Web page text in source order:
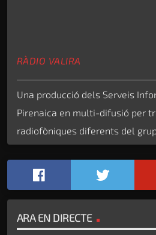
RÀDIO VALIRA
Una producció dels Serveis
Pirenaica en multi-difusió per
radiofòniques diferents del
ARA EN DIRECTE